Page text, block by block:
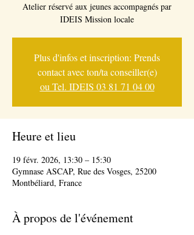
Atelier réservé aux jeunes accompagnés par
IDEIS Mission locale
Plus d'infos et inscription: Prends
contact avec ton/ta conseiller(e)
ou Tel. IDEIS 03 81 71 04 00
Heure et lieu
19 févr. 2026, 13:30 – 15:30
Gymnase ASCAP, Rue des Vosges, 25200
Montbéliard, France
À propos de l'événement